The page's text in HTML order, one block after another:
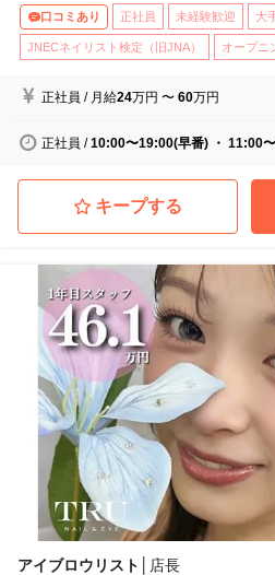
口コミあり 正社員 未経験歓迎 大
JNECネイリスト検定（旧JNA） オープニ
正社員 / 月給24万円 〜60万円
正社員 /10:00〜19:00(早番) ・ 11:00
キープする
アイブロウリスト 店長